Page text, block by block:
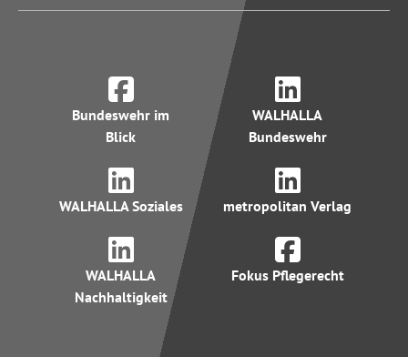
Bundeswehr im
Blick
WALHALLA
Bundeswehr
WALHALLA Soziales metropolitan Verlag
WALHALLA
Nachhaltigkeit
Fokus Pflegerecht